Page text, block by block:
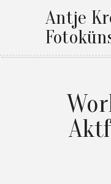
Antje